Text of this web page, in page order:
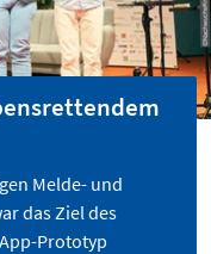
Melde- und
das Ziel des
Prototyp